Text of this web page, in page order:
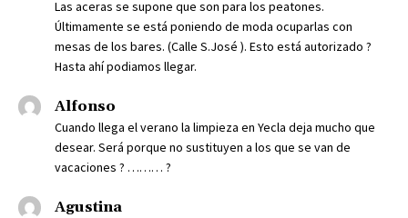
Las aceras se supone que son para los peatones.
Últimamente se está poniendo de moda ocuparlas con
mesas de los bares. (Calle S.José ). Esto está autorizado ?
Hasta ahí podiamos llegar.
Alfonso
Cuando llega el verano la limpieza en Yecla deja mucho que
desear. Será porque no sustituyen a los que se van de
vacaciones ? ……… ?
Agustina